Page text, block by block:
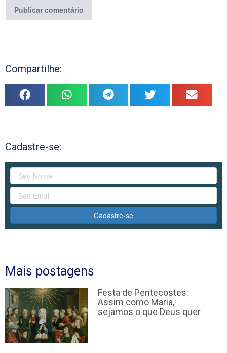
Compartilhe:
Cadastre-se:
Cadastre-se
Mais postagens
Festa de Pentecostes:
Assim como Maria,
sejamos o que Deus quer